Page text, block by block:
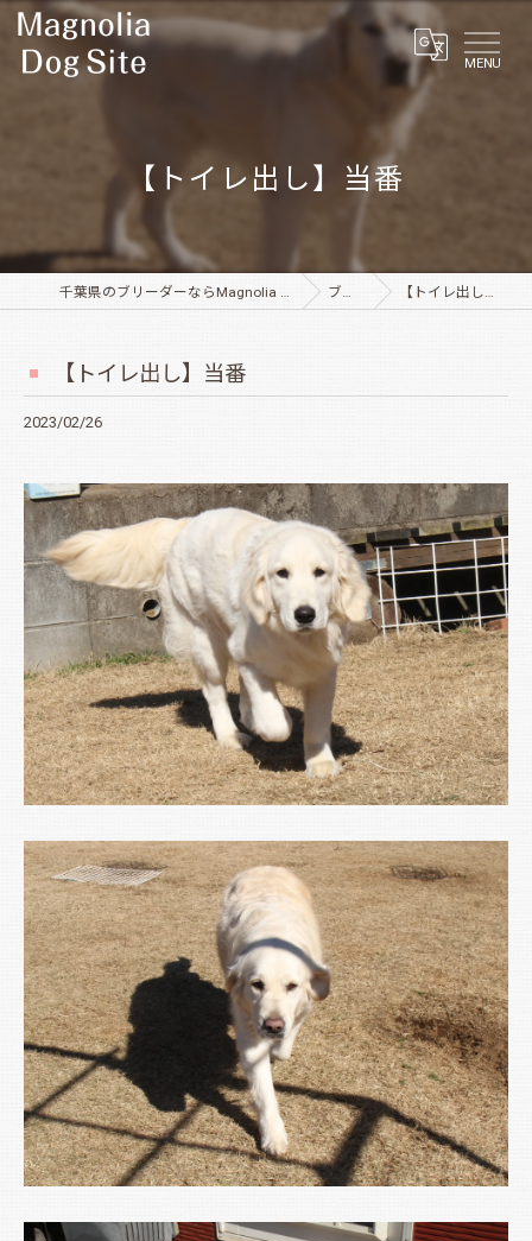
MENU
【トイレ出し】当番
千葉県のブリーダーならMagnolia Dog Site ブログ 【トイレ出し】当番
【トイレ出し】当番
2023/02/26